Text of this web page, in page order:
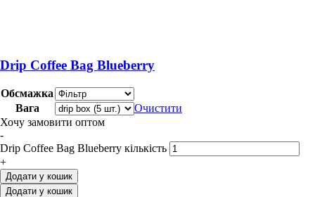
Drip Coffee Bag Blueberry
Обсмажка
Вага
Очистити
Хочу замовити оптом
-
Drip Coffee Bag Blueberry кількість
+
Додати у кошик
Додати у кошик